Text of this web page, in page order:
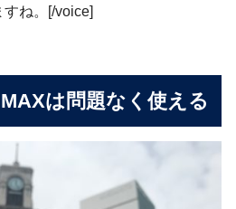
ね。[/voice]
は問題なく使える